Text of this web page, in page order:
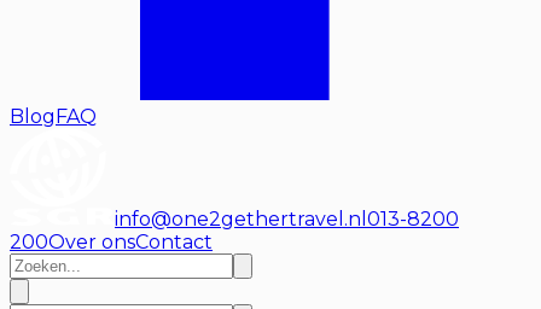
BlogFAQ
info@one2gethertravel.nl 013-8200
200Over onsContact